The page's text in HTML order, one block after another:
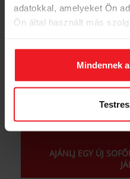
adatokkal, amelyeket Ön
Ön által használt más
Mindennek
Partnerünk által
elektromos autó
MÁR
AJÁNLJ EGY ÚJ